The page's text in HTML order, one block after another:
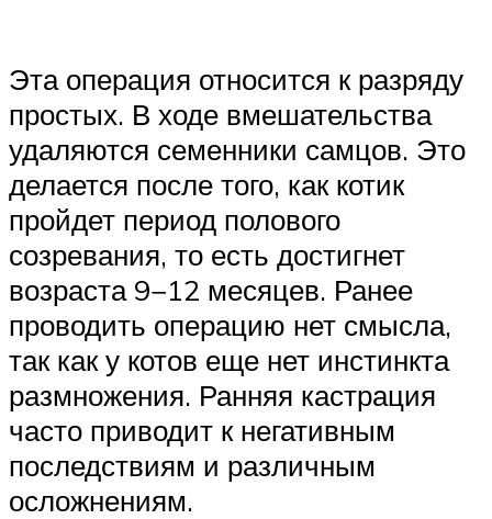
Эта операция относится к разряду
простых. В ходе вмешательства
удаляются семенники самцов. Это
делается после того, как котик
пройдет период полового
созревания, то есть достигнет
возраста 9−12 месяцев. Ранее
проводить операцию нет смысла,
так как у котов еще нет инстинкта
размножения. Ранняя кастрация
часто приводит к негативным
последствиям и различным
осложнениям.